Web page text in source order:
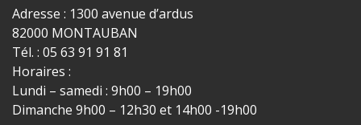
Adresse : 1300 avenue d’ardus
82000 MONTAUBAN
Tél. : 05 63 91 91 81
Horaires :
Lundi – samedi : 9h00 – 19h00
Dimanche 9h00 – 12h30 et 14h00 -19h00